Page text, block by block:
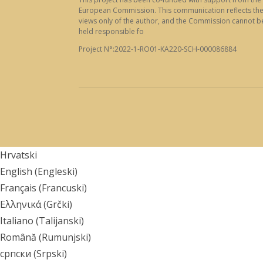
European Commission. This communication reflects the
views only of the author, and the Commission cannot
held responsible fo
Project N°:2022-1-RO01-KA220-SCH-000086884
Hrvatski
English (Engleski)
Français (Francuski)
Ελληνικά(Grčki)
Italiano (Talijanski)
Română (Rumunjski)
српски (Srpski)